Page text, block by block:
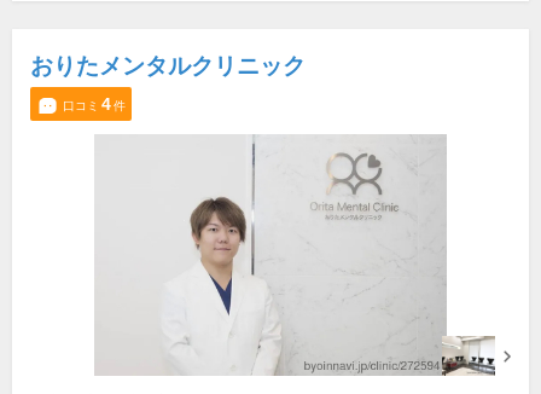
おりたメンタルクリニック
口コミ 4件